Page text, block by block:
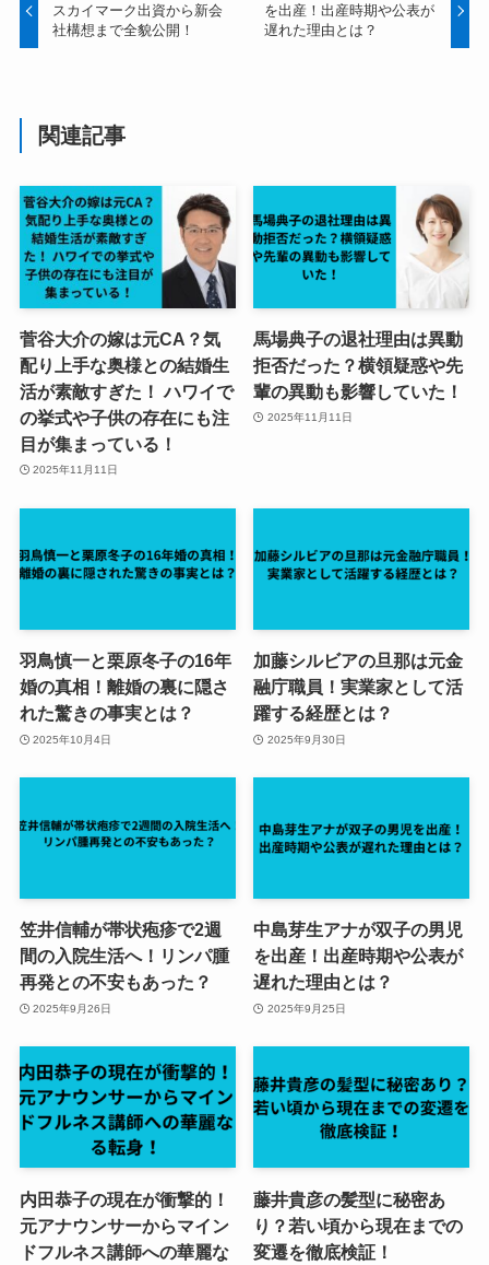
スカイマーク出資から新会
社構想まで全貌公開！
を出産！出産時期や公表が
遅れた理由とは？
関連記事
菅谷大介の嫁は元CA？気
配り上手な奥様との結婚生
活が素敵すぎた！ ハワイで
の挙式や子供の存在にも注
目が集まっている！
2025年11月11日
馬場典子の退社理由は異動
拒否だった？横領疑惑や先
輩の異動も影響していた！
2025年11月11日
羽鳥慎一と栗原冬子の16年
婚の真相！離婚の裏に隠さ
れた驚きの事実とは？
2025年10月4日
加藤シルビアの旦那は元金
融庁職員！実業家として活
躍する経歴とは？
2025年9月30日
笠井信輔が帯状疱疹で2週
間の入院生活へ！リンパ腫
再発との不安もあった？
2025年9月26日
中島芽生アナが双子の男児
を出産！出産時期や公表が
遅れた理由とは？
2025年9月25日
内田恭子の現在が衝撃的！
元アナウンサーからマイン
ドフルネス講師への華麗な
藤井貴彦の髪型に秘密あ
り？若い頃から現在までの
変遷を徹底検証！